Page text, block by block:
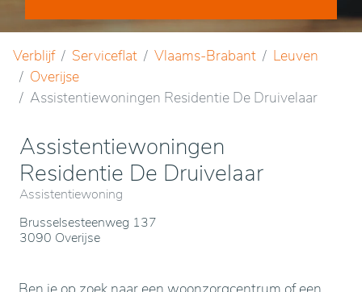
Verblijf Serviceflat Vlaams-Brabant
Leuven
Overijse
Assistentiewoningen Residentie De Druivelaar
Assistentiewoningen
Residentie De Druivelaar
Assistentiewoning
Brusselsesteenweg 137
3090 Overijse